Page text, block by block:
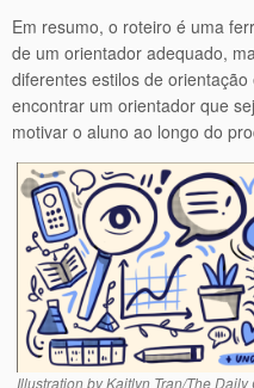
Em resumo, o roteiro é uma
de um orientador adequado,
diferentes estilos de
encontrar um orientador que
motivar o aluno ao longo do
Illustration by Kaitlyn Tran/The Daily